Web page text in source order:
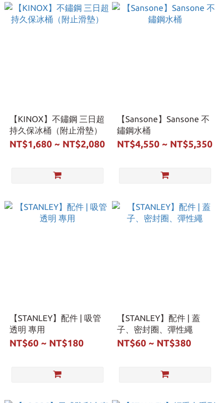
【KINOX】不鏽鋼 三日超
持久保冰桶（附止滑墊）
NT$1,680 ~ NT$2,080
【Sansone】Sansone 不
鏽鋼水桶
NT$4,550 ~ NT$5,350
【STANLEY】配件 | 吸管
透明 專用
NT$60 ~ NT$180
【STANLEY】配件 | 蓋
子、密封圈、彈性繩
NT$60 ~ NT$380